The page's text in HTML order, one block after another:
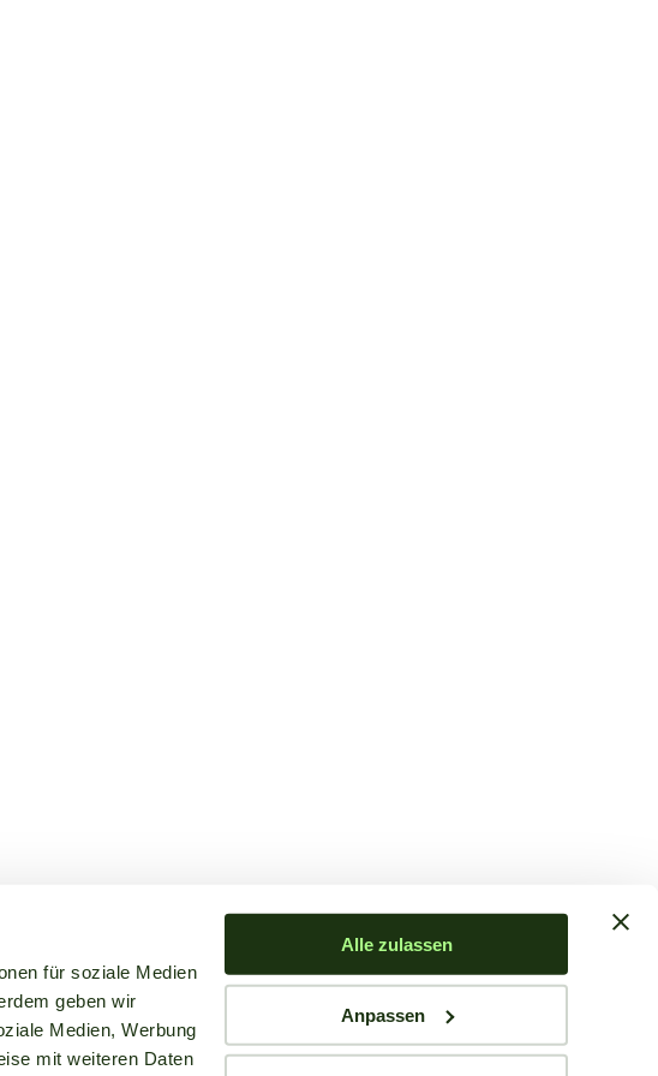
für soziale Medien
geben wir
Medien, Werbung
mit weiteren Daten
Alle zulassen
Anpassen